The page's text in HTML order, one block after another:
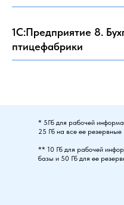
1С:Предприятие 8.
птицефабрики
* 5Гб для рабочей
25 Гб на все ее резервные
** 10 Гб для рабочей
базы и 50 Гб для ее